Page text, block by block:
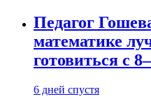
Педагог
математике
готовиться с
6 дней спустя